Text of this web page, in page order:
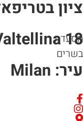
ציון
מסעדת
בשרים
18
עיר: Milan